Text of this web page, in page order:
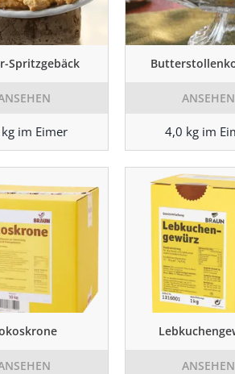
Spritzgebäck
im Eimer
ANSEHEN
4,0 kg im
ANSEHEN